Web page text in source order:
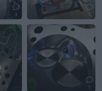
3 1
1